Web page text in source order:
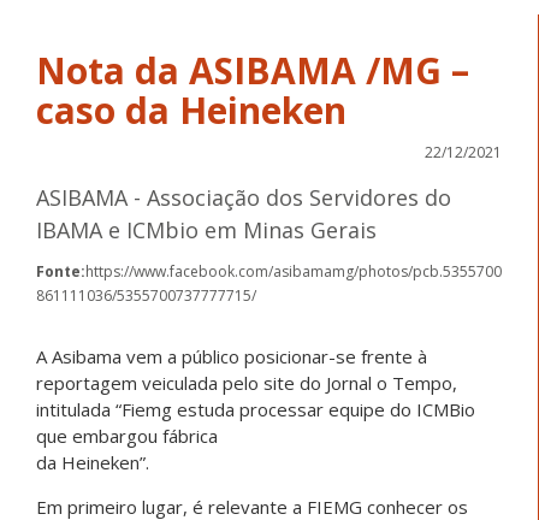
Nota da ASIBAMA /MG –
caso da Heineken
22/12/2021
ASIBAMA - Associação dos Servidores do
IBAMA e ICMbio em Minas Gerais
Fonte:https://www.facebook.com/asibamamg/photos/pcb.5355700
861111036/5355700737777715/
A Asibama vem a público posicionar-se frente à
reportagem veiculada pelo site do Jornal o Tempo,
intitulada “Fiemg estuda processar equipe do ICMBio
que embargou fábrica
da Heineken”.
Em primeiro lugar, é relevante a FIEMG conhecer os